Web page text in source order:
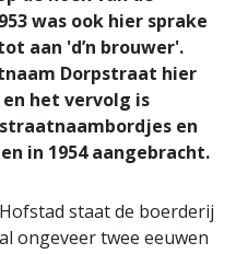
was ook hier sprake
aan 'd’n brouwer'.
Dorpstraat hier
het vervolg is
en
in 1954 aangebracht.
staat de boerderij
ongeveer twee eeuwen